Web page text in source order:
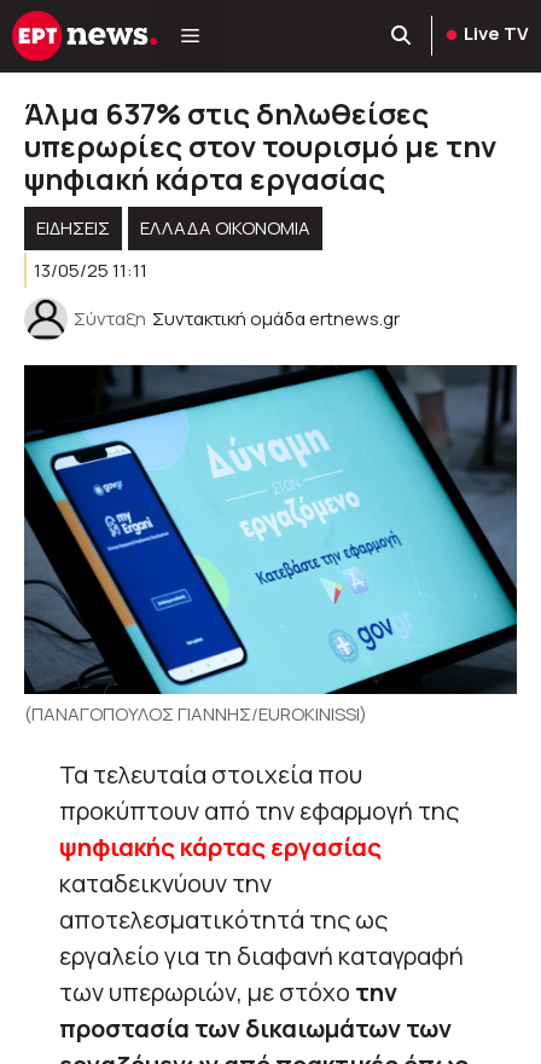
Μετάβαση
σε
Live TV
Άλμα 637% στις δηλωθείσες
υπερωρίες στον τουρισμό με την
ψηφιακή κάρτα εργασίας
ΕΙΔΗΣΕΙΣ
ΕΛΛΆΔΑ ΟΙΚΟΝΟΜΊΑ
13/05/25 11:11
Σύνταξη Συντακτική ομάδα ertnews.gr
(ΠΑΝΑΓΟΠΟΥΛΟΣ ΓΙΑΝΝΗΣ/EUROKINISSI)
Τα τελευταία στοιχεία που
προκύπτουν από την εφαρμογή της
ψηφιακής κάρτας εργασίας
καταδεικνύουν την
αποτελεσματικότητά της ως
εργαλείο για τη διαφανή καταγραφή
των υπερωριών, με στόχο την
προστασία των δικαιωμάτων των